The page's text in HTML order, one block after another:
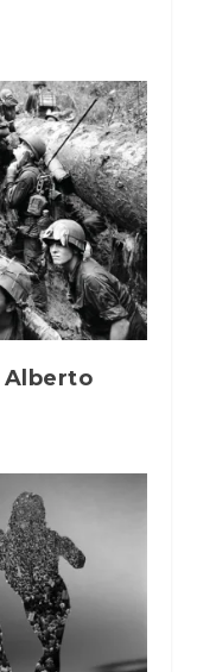
Alberto